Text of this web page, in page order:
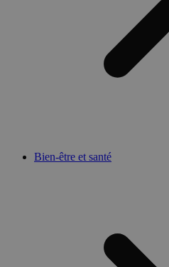
Bien-être et santé